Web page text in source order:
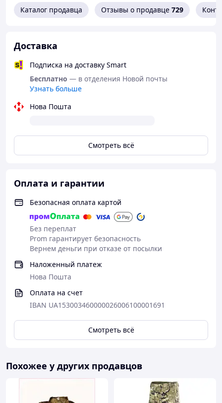
Каталог продавца Отзывы о продавце 729
Доставка
Подписка на доставку Smart
Бесплатно — в отделения Новой почты
Узнать больше
Нова Пошта
Смотреть всё
Оплата и гарантии
Безопасная оплата картой
Без переплат
Prom гарантирует безопасность
Вернем деньги при отказе от посылки
Наложенный платеж
Нова Пошта
Оплата на счет
IBAN UA153003460000026006100001691
Смотреть всё
Похожее у других продавцов